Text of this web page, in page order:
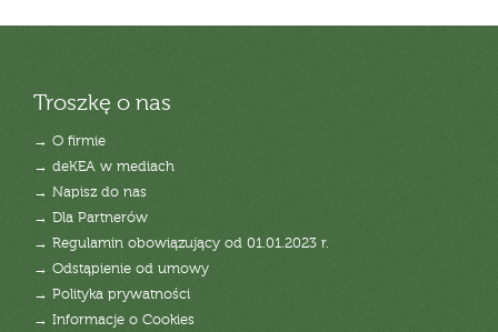
Troszkę o nas
→ O firmie
→ deKEA w mediach
→ Napisz do nas
→ Dla Partnerów
→ Regulamin obowiązujący od 01.01.2023 r.
→ Odstąpienie od umowy
→ Polityka prywatności
→ Informacje o Cookies